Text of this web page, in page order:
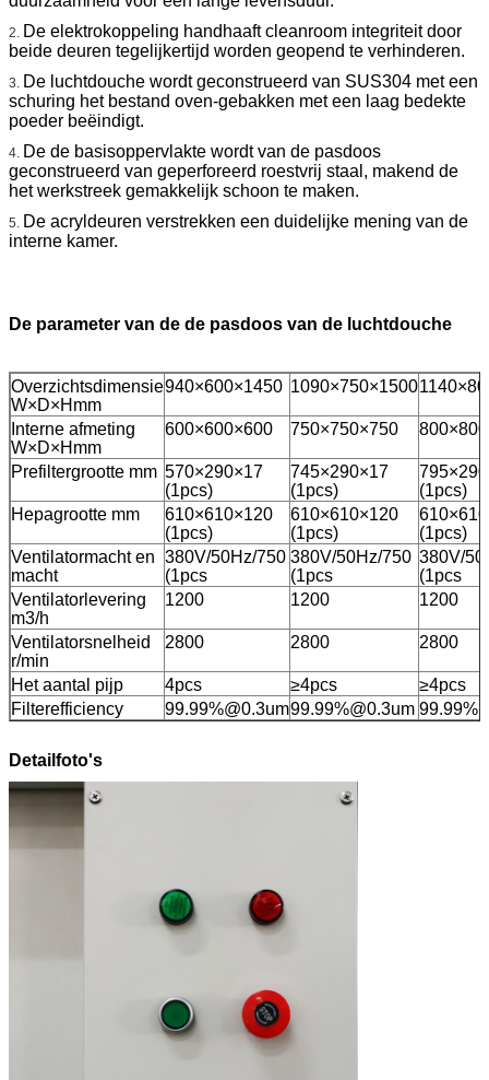
2. De elektrokoppeling handhaaft cleanroom integriteit door
beide deuren tegelijkertijd worden geopend te verhinderen.
3. De luchtdouche wordt geconstrueerd van SUS304 met een
schuring het bestand oven-gebakken met een laag bedekte
poeder beëindigt.
4. De de basisoppervlakte wordt van de pasdoos
geconstrueerd van geperforeerd roestvrij staal, makend de
het werkstreek gemakkelijk schoon te maken.
5. De acryldeuren verstrekken een duidelijke mening van de
interne kamer.
De parameter van de de pasdoos van de luchtdouche
Overzichtsdimensie
W×D×Hmm
940×600×1450 1090×750×1500
Interne afmeting
W×D×Hmm
600×600×600 750×750×750
Prefiltergrootte mm 570×290×17
(1pcs)
745×290×17
(1pcs)
(1pcs)
Hepagrootte mm
610×610×120
(1pcs)
610×610×120
(1pcs)
(1pcs)
Ventilatormacht en
macht
380V/50Hz/750
(1pcs
380V/50Hz/750
(1pcs
380V/
(1pcs
Ventilatorlevering
m3/h
1200 1200 1200
Ventilatorsnelheid
r/min
2800 2800 2800
Het aantal pijp 4pcs ≥4pcs
≥4pcs
Filterefficiency
99.99%@0.3um99.99%@0.3um
Detailfoto's